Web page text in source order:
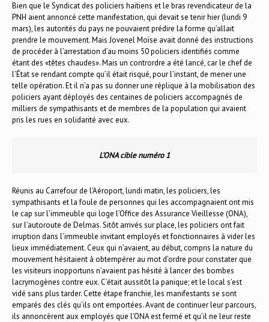
Bien que le Syndicat des policiers haïtiens et le bras revendicateur de la
PNH aient annoncé cette manifestation, qui devait se tenir hier (lundi 9
mars), les autorités du pays ne pouvaient prédire la forme qu’allait
prendre le mouvement. Mais Jovenel Moïse avait donné des instructions
de procéder à l’arrestation d’au moins 50 policiers identifiés comme
étant des «têtes chaudes». Mais un contrordre a été lancé, car le chef de
l’État se rendant compte qu’il était risqué, pour l’instant, de mener une
telle opération. Et il n’a pas su donner une réplique à la mobilisation des
policiers ayant déployés des centaines de policiers accompagnés de
milliers de sympathisants et de membres de la population qui avaient
pris les rues en solidarité avec eux.
L’ONA cible numéro 1
Réunis au Carrefour de l’Aéroport, lundi matin, les policiers, les
sympathisants et la foule de personnes qui les accompagnaient ont mis
le cap sur l’immeuble qui loge l’Office des Assurance Vieillesse (ONA),
sur l’autoroute de Delmas. Sitôt arrivés sur place, les policiers ont fait
irruption dans l’immeuble invitant employés et fonctionnaires à vider les
lieux immédiatement. Ceux qui n’avaient, au début, compris la nature du
mouvement hésitaient à obtempérer au mot d’ordre pour constater que
les visiteurs inopportuns n’avaient pas hésité à lancer des bombes
lacrymogènes contre eux. C’était aussitôt la panique; et le local s’est
vidé sans plus tarder. Cette étape franchie, les manifestants se sont
emparés des clés qu’ils ont emportées. Avant de continuer leur parcours,
ils annoncèrent aux employés que l’ONA est fermé et qu’il ne leur reste